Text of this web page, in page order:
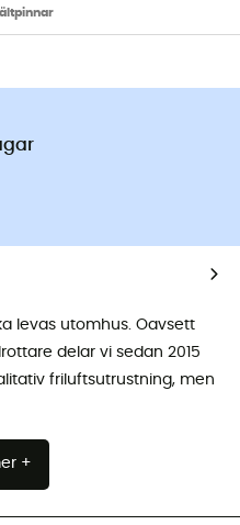
levas utomhus. Oavsett
delar vi sedan 2015
friluftsutrustning, men
+